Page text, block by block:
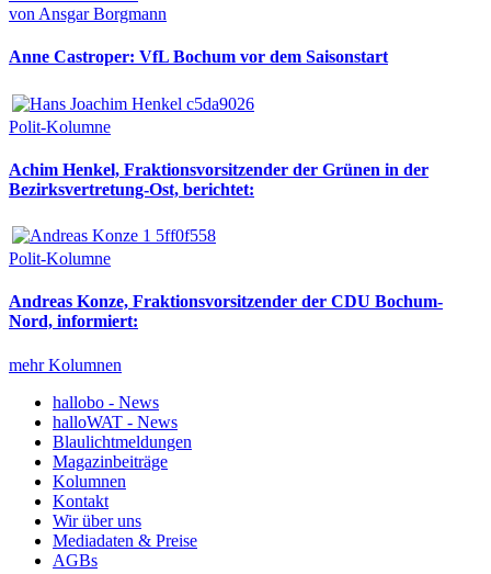
von Ansgar Borgmann
Anne Castroper: VfL Bochum vor dem Saisonstart
Polit-Kolumne
Achim Henkel, Fraktionsvorsitzender der Grünen in der
Bezirksvertretung-Ost, berichtet:
Polit-Kolumne
Andreas Konze, Fraktionsvorsitzender der CDU Bochum-
Nord, informiert:
mehr Kolumnen
hallobo - News
halloWAT - News
Blaulichtmeldungen
Magazinbeiträge
Kolumnen
Kontakt
Wir über uns
Mediadaten & Preise
AGBs